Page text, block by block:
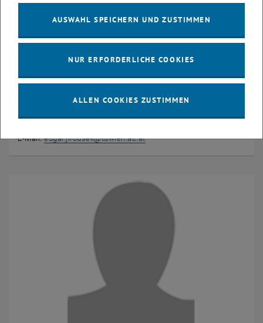
Edgar Philip Jirousek
E-Mail:edgar.jirousek@tuwien.ac.at
AUSWAHL SPEICHERN UND ZUSTIMMEN
NUR ERFORDERLICHE COOKIES
ALLEN COOKIES ZUSTIMMEN